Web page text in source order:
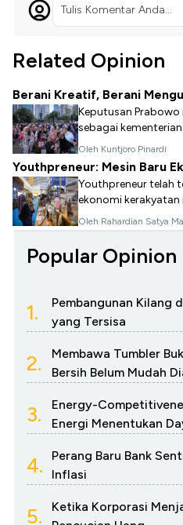
Tulis Komentar Anda...
Related Opinion
Berani Kreatif, Berani
Keputusan
sebagai
Oleh Kuntjoro Pinardi
Youthpreneur: Mesin Baru
Youthpreneur telah
ekonomi
Oleh Rahardian Satya
Popular Opinion
1.
Pembangunan Kilang
yang Tersisa
2.
Membawa Tumbler
Bersih Belum Mudah
3.
Energy-
Energi Menentukan
4.
Perang Baru Bank
Inflasi
5.
Ketika Korporasi